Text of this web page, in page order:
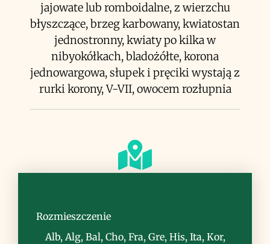
jajowate lub romboidalne, z wierzchu
błyszczące, brzeg karbowany, kwiatostan
jednostronny, kwiaty po kilka w
nibyokółkach, bladożółte, korona
jednowargowa, słupek i pręciki wystają z
rurki korony, V-VII, owocem rozłupnia
Rozmieszczenie
Alb, Alg, Bal, Cho, Fra, Gre, His, Ita, Kor,